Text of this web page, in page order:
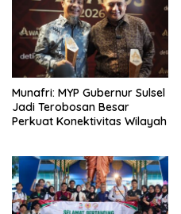
Munafri: MYP Gubernur Sulsel
Jadi Terobosan Besar
Perkuat Konektivitas Wilayah